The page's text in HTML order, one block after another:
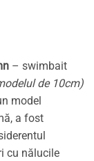
– swimbait
de 10cm)
model
a fost
cu nălucile